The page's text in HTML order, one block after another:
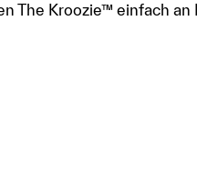
The Kroozie™ einfach